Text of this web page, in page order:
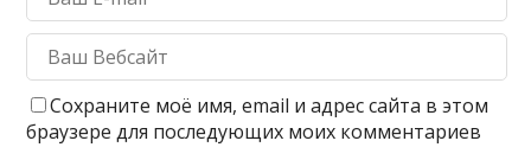
Сохраните моё имя, email и адрес сайта в этом
браузере для последующих моих комментариев